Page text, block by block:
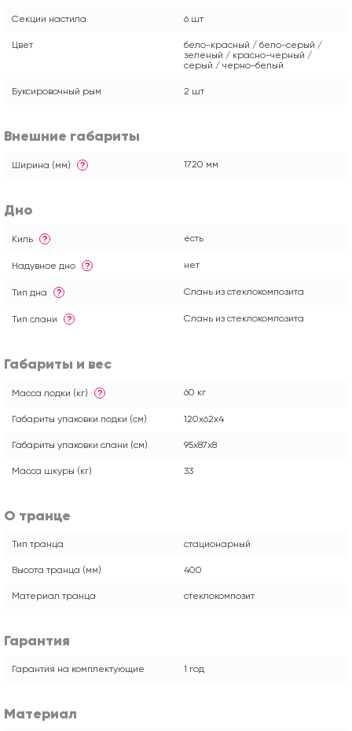
Секции настила 6 шт
Цвет
бело-красный / бело-серый /
зеленый / красно-черный /
серый / черно-белый
Буксировочный рым 2 шт
Внешние габариты
Ширина (мм) ? 1720 мм
Дно
Киль ? есть
Надувное дно ? нет
Тип дна ? Слань из стеклокомпозита
Тип слани ? Слань из стеклокомпозита
Габариты и вес
Масса лодки (кг) ? 60 кг
Габариты упаковки лодки (см) 120х62х4
Габариты упаковки слани (см) 95х87х8
Масса шкуры (кг) 33
О транце
Тип транца стационарный
Высота транца (мм) 400
Материал транца стеклокомпозит
Гарантия
Гарантия на комплектующие 1 год
Материал